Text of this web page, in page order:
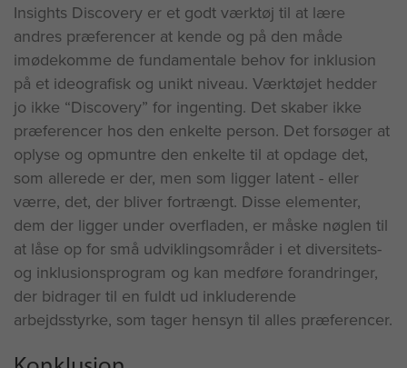
Insights Discovery er et godt værktøj til at lære
andres præferencer at kende og på den måde
imødekomme de fundamentale behov for inklusion
på et ideografisk og unikt niveau. Værktøjet hedder
jo ikke “Discovery” for ingenting. Det skaber ikke
præferencer hos den enkelte person. Det forsøger at
oplyse og opmuntre den enkelte til at opdage det,
som allerede er der, men som ligger latent - eller
værre, det, der bliver fortrængt. Disse elementer,
dem der ligger under overfladen, er måske nøglen til
at låse op for små udviklingsområder i et diversitets-
og inklusionsprogram og kan medføre forandringer,
der bidrager til en fuldt ud inkluderende
arbejdsstyrke, som tager hensyn til alles præferencer.